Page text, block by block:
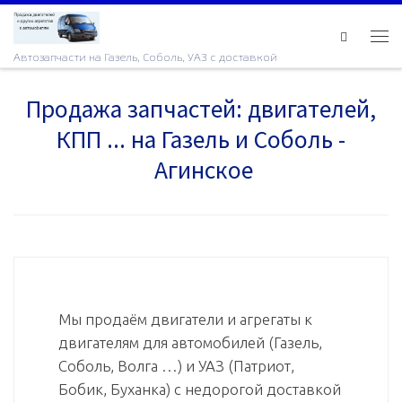
Skip to content
Автозапчасти на Газель, Соболь, УАЗ с доставкой
Продажа запчастей: двигателей,
КПП ... на Газель и Соболь -
Агинское
Мы продаём двигатели и агрегаты к
двигателям для автомобилей (Газель,
Соболь, Волга …) и УАЗ (Патриот,
Бобик, Буханка) с недорогой доставкой